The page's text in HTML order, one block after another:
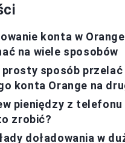
konta w
na wiele sposobów
prosty sposób przelać
konta Orange na
pieniędzy z telefonu
zrobić?
doładowania w